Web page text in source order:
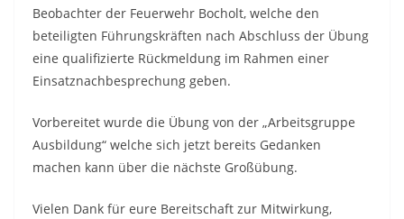
Beobachter der Feuerwehr Bocholt, welche den
beteiligten Führungskräften nach Abschluss der Übung
eine qualifizierte Rückmeldung im Rahmen einer
Einsatznachbesprechung geben.
Vorbereitet wurde die Übung von der „Arbeitsgruppe
Ausbildung“ welche sich jetzt bereits Gedanken
machen kann über die nächste Großübung.
Vielen Dank für eure Bereitschaft zur Mitwirkung,